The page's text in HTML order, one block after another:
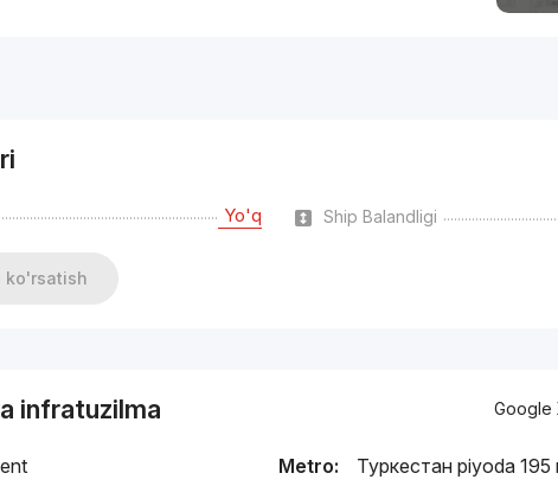
Yo'q Ship Balandligi
ko'rsatish
infratuzilma Google
Metro: Туркестан piyoda